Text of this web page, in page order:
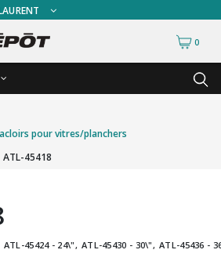
0
de bain
& visières
pour vitres/planchers
ATL-45418
ATL-45424 - 24\" ATL-45430 - 30\" ATL-45436 -